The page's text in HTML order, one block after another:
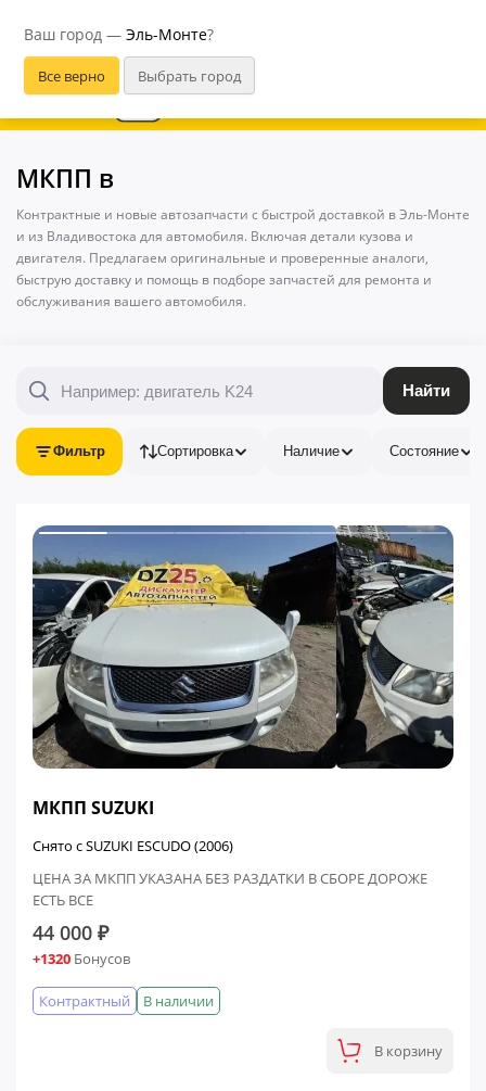
Ваш город — Эль-Монте?
В приложении удобнее
МКПП в
Контрактные и новые автозапчасти с быстрой доставкой в Эль-Монте
и из Владивостока для автомобиля. Включая детали кузова и
двигателя. Предлагаем оригинальные и проверенные аналоги,
быструю доставку и помощь в подборе запчастей для ремонта и
обслуживания вашего автомобиля.
Найти
Фильтр Сортировка Наличие Состояние
МКПП SUZUKI
Снято с SUZUKI ESCUDO (2006)
ЦЕНА ЗА МКПП УКАЗАНА БЕЗ РАЗДАТКИ В СБОРЕ ДОРОЖЕ
ЕСТЬ ВСЕ
44 000 ₽
+1320 Бонусов
В наличии
Контрактный
В корзину